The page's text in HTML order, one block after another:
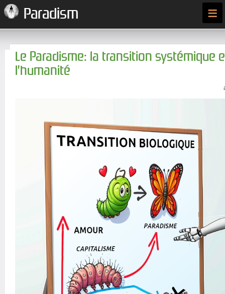
Paradism ≡
Le Paradisme: la transition systémique
l’humanité